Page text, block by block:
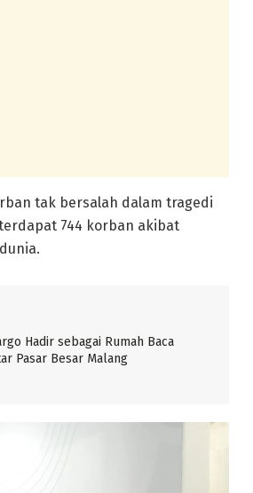
tak bersalah dalam tragedi
744 korban akibat
Hadir sebagai Rumah Baca
Pasar Besar Malang